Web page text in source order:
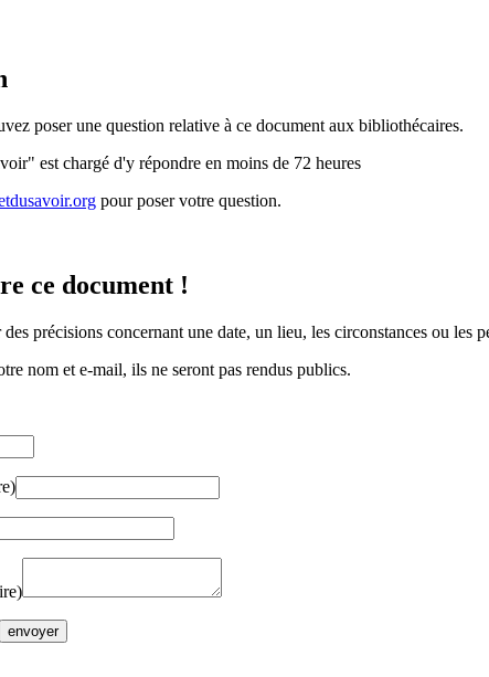
poser une question relative à ce document aux bibliothécaires.
est chargé d'y répondre en moins de 72 heures
pour poser votre question.
ce document !
précisions concernant une date, un lieu, les circonstances ou les
nom et e-mail, ils ne seront pas rendus publics.